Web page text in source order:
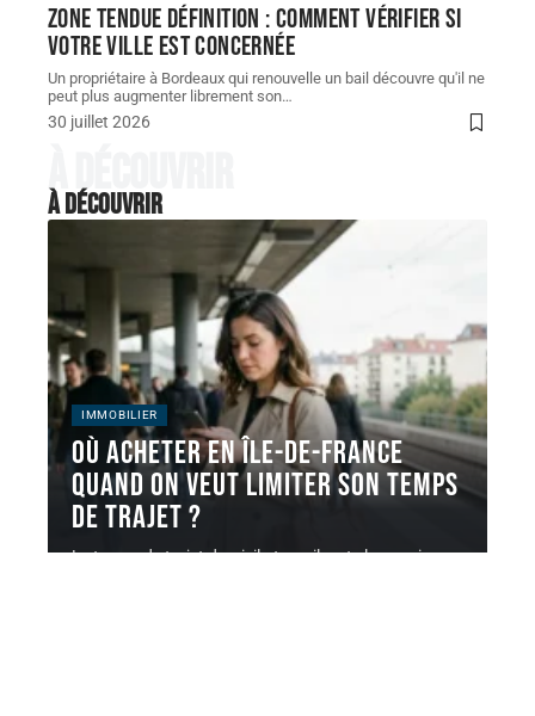
Zone tendue définition : comment vérifier si
votre ville est concernée
Un propriétaire à Bordeaux qui renouvelle un bail découvre qu'il ne
peut plus augmenter librement son…
30 juillet 2026
À découvrir
À découvrir
IMMOBILIER
Où acheter en Île-de-France
quand on veut limiter son temps
de trajet ?
Le temps de trajet domicile-travail reste le premier